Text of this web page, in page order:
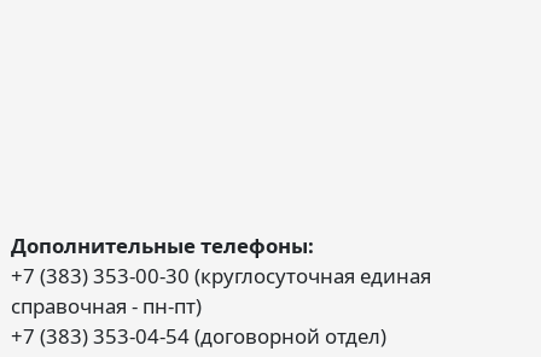
Дополнительные телефоны:
+7 (383) 353-00-30 (круглосуточная единая
справочная - пн-пт)
+7 (383) 353-04-54 (договорной отдел)